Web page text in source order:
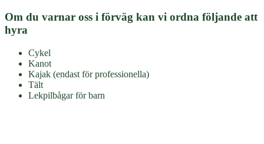
Om du varnar oss i förväg kan vi ordna följande att
hyra
Cykel
Kanot
Kajak (endast för professionella)
Tält
Lekpilbågar för barn